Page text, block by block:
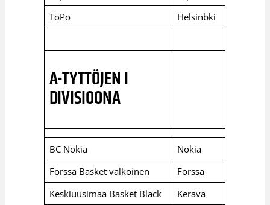
ToPo
Helsinbki
A-TYTTÖJEN I
DIVISIOONA
BC Nokia
Nokia
Forssa Basket valkoinen
Forssa
Keskiuusimaa Basket Black
Kerava